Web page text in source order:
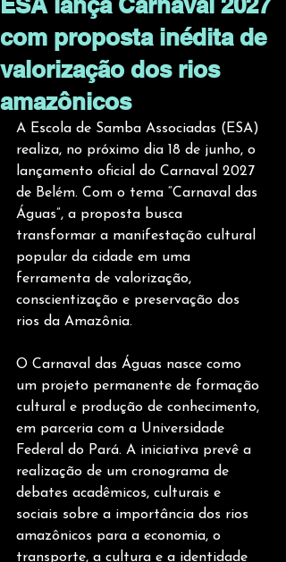
com proposta inédita de
valorização dos rios
amazônicos
A Escola de Samba Associadas (ESA)
realiza, no próximo dia 18 de junho, o
lançamento oficial do Carnaval 2027
de Belém. Com o tema “Carnaval das
Águas”, a proposta busca
transformar a manifestação cultural
popular da cidade em uma
ferramenta de valorização,
conscientização e preservação dos
rios da Amazônia.
O Carnaval das Águas nasce como
um projeto permanente de formação
cultural e produção de conhecimento,
em parceria com a Universidade
Federal do Pará. A iniciativa prevê a
realização de um cronograma de
debates acadêmicos, culturais e
sociais sobre a importância dos rios
amazônicos para a economia, o
transporte, a cultura e a identidade